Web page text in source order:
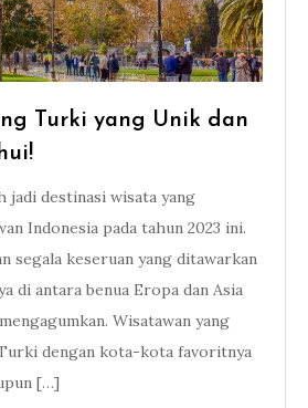
Turki yang Unik dan
jadi destinasi wisata yang
Indonesia pada tahun 2023 ini.
segala keseruan yang ditawarkan
di antara benua Eropa dan Asia
Wisatawan yang
dengan kota-kota favoritnya
[…]